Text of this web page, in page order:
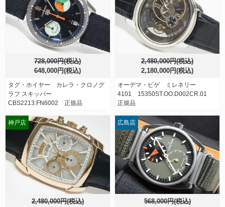
728,000円(税込)
648,000円(税込)
タグ・ホイヤー カレラ・クロノグ
ラフ スキッパー
CBS2213.FN6002 正規品
2,480,000円(税込)
2,180,000円(税込)
オーデマ・ピゲ ミレネリー
4101 15350ST.OO.D002CR.01
正規品
2,480,000円(税込)
神戸店
568,000円(税込)
広島店